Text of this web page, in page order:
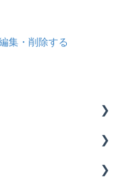
集・削除する